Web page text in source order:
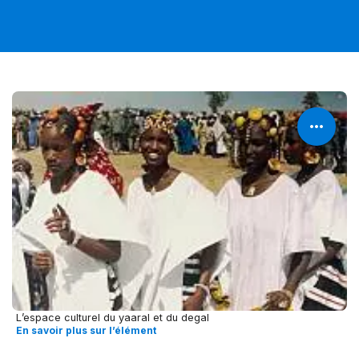
L’espace culturel du yaaral et du degal
En savoir plus sur l’élément